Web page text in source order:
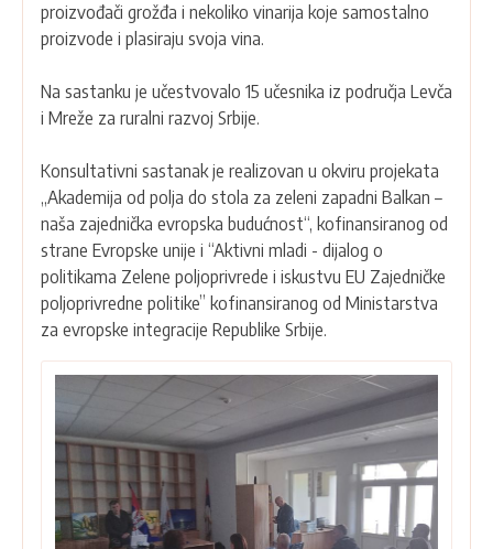
proizvođači grožđa i nekoliko vinarija koje samostalno
proizvode i plasiraju svoja vina.
Na sastanku je učestvovalo 15 učesnika iz područja Levča
i Mreže za ruralni razvoj Srbije.
Konsultativni sastanak je realizovan u okviru projekata
„Akademija od polja do stola za zeleni zapadni Balkan –
naša zajednička evropska budućnost“, kofinansiranog od
strane Evropske unije i “Aktivni mladi - dijalog o
politikama Zelene poljoprivrede i iskustvu EU Zajedničke
poljoprivredne politike” kofinansiranog od Ministarstva
za evropske integracije Republike Srbije.